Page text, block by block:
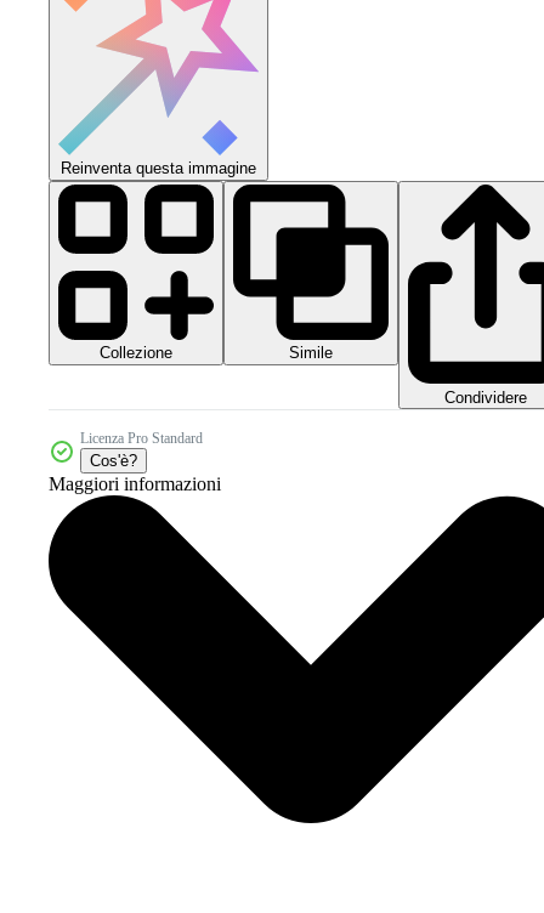
Reinventa questa immagine
Collezione Simile
Condividere
Licenza Pro Standard
Cos'è?
Maggiori informazioni